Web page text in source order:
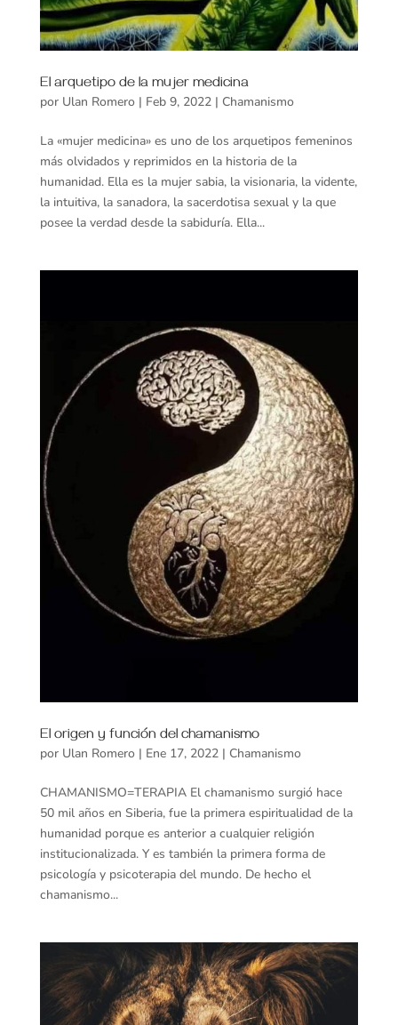
El arquetipo de la mujer medicina
por Ulan Romero| Feb 9, 2022| Chamanismo
La «mujer medicina» es uno de los arquetipos femeninos
más olvidados y reprimidos en la historia de la
humanidad. Ella es la mujer sabia, la visionaria, la vidente,
la intuitiva, la sanadora, la sacerdotisa sexual y la que
posee la verdad desde la sabiduría. Ella...
El origen y función del chamanismo
por Ulan Romero| Ene 17, 2022| Chamanismo
CHAMANISMO=TERAPIA El chamanismo surgió hace
50 mil años en Siberia, fue la primera espiritualidad de la
humanidad porque es anterior a cualquier religión
institucionalizada. Y es también la primera forma de
psicología y psicoterapia del mundo. De hecho el
chamanismo...